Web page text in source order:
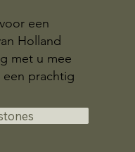
een
Holland
met u mee
prachtig